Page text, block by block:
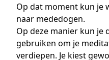
Op dat moment kun je
naar mededogen.
Op deze manier kun je
gebruiken om je
verdiepen. Je kiest